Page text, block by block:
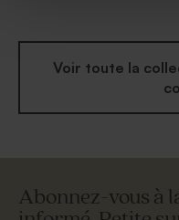
Voir toute la
Abonnez-vous à